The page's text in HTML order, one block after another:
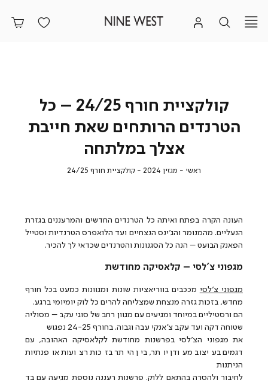
קולקציית חורף 24/25 – כל
הטרנדים הרותחים שאת חייבת
אצלך במלתחה
ראשי ראשי
מגזין 2024
מגזין
קולקציית חורף 24/25
העונה הקרה בפתח ואיתה כל הטרנדים החדשים והמרעננים בגזרת
הנעליים. מהמנומר והג'ינס הנצחיים ועד הלואפרס הטרנדיות וסטייל
הפאנק הבועט – הנה כל הסגנונות והטרנדים שכדאי לך להכיר.
מגפוני צ'לסי – קלאסיקה מחודשת
מגפוני צ'לסי מככבים בווריאציות שונות ומגוונות כמעט בכל חורף
מחדש, בזכות גזרה מנצחת שמצליחה להרים כל לוק יומיומי ברגע.
הם ורסטיליים במיוחד ומגיעים עם מגוון רחב של סוגי עקב – מסוליה
שטוחה דקה ועד עקב צ'אנקי עבה וגבוה. בחורף 24-25 נפגוש
את מגפוני הצ'לסי בפרשנות מחודשת לקלאסיקה האהובה, עם
דגמים בעיצוב מעודן יותר, בין היתר בזכות רצועות אופנתיות
הניתנות
לחיבור ולהסרה בהתאם ללוק. פרשנות רעננה נוספת מגיעה עם בד